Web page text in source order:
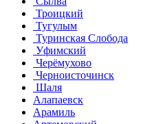
Троицкий
Тугулым
Туринская Слобода
Уфимский
Черёмухово
Черноисточинск
Шаля
Алапаевск
Арамиль